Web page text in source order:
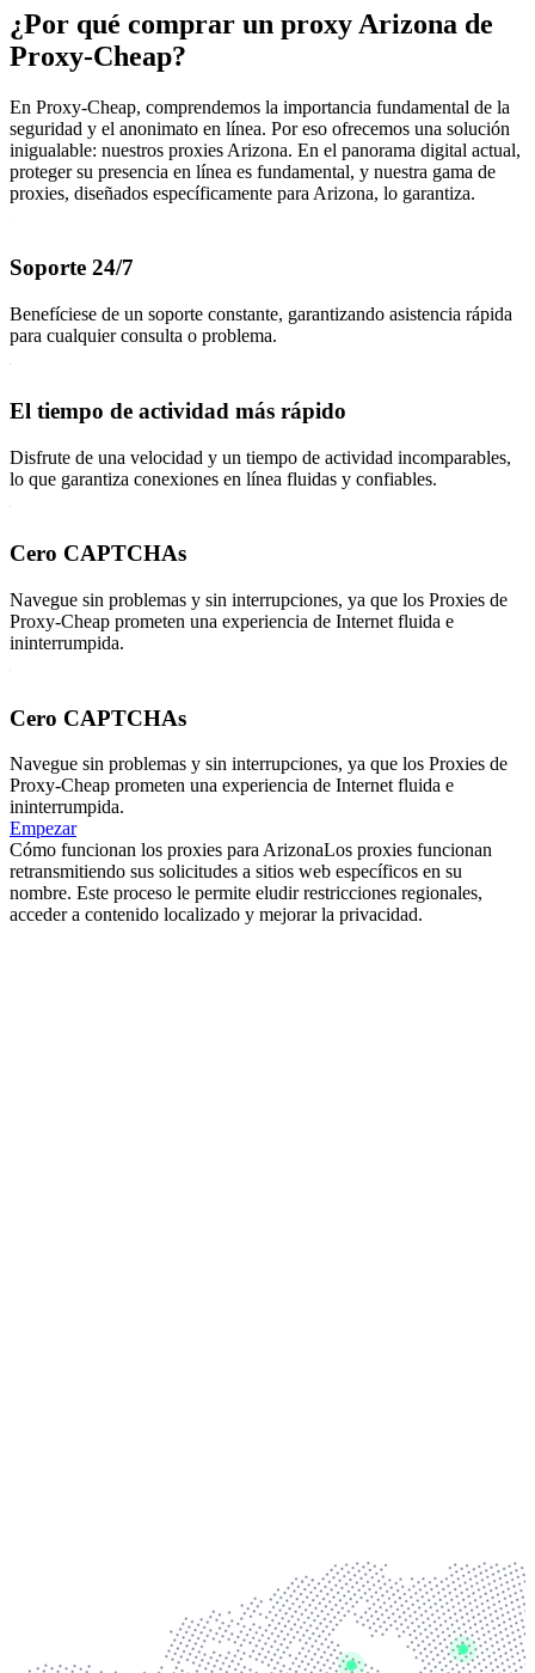
¿Por qué comprar un proxy Arizona de
Proxy-Cheap?
En Proxy-Cheap, comprendemos la importancia fundamental de la
seguridad y el anonimato en línea. Por eso ofrecemos una solución
inigualable: nuestros proxies Arizona. En el panorama digital actual,
proteger su presencia en línea es fundamental, y nuestra gama de
proxies, diseñados específicamente para Arizona, lo garantiza.
Soporte 24/7
Benefíciese de un soporte constante, garantizando asistencia rápida
para cualquier consulta o problema.
El tiempo de actividad más rápido
Disfrute de una velocidad y un tiempo de actividad incomparables,
lo que garantiza conexiones en línea fluidas y confiables.
Cero CAPTCHAs
Navegue sin problemas y sin interrupciones, ya que los Proxies de
Proxy-Cheap prometen una experiencia de Internet fluida e
ininterrumpida.
Cero CAPTCHAs
Navegue sin problemas y sin interrupciones, ya que los Proxies de
Proxy-Cheap prometen una experiencia de Internet fluida e
ininterrumpida.
Empezar
Cómo funcionan los proxies para ArizonaLos proxies funcionan
retransmitiendo sus solicitudes a sitios web específicos en su
nombre. Este proceso le permite eludir restricciones regionales,
acceder a contenido localizado y mejorar la privacidad.